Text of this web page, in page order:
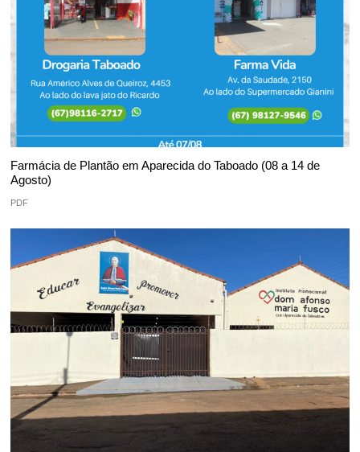
Farmácia de Plantão em Aparecida do Taboado (08 a 14 de
Agosto)
PDF